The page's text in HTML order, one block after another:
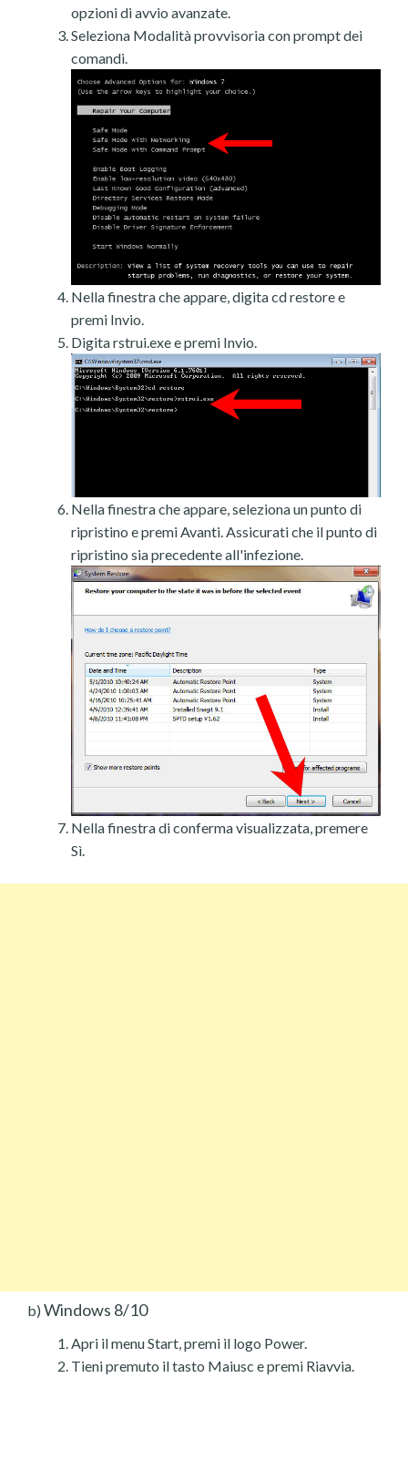
opzioni di avvio avanzate.
Seleziona Modalità provvisoria con prompt dei
comandi.
Nella finestra che appare, digita cd restore e
premi Invio.
Digita rstrui.exe e premi Invio.
Nella finestra che appare, seleziona un punto di
ripristino e premi Avanti. Assicurati che il punto di
ripristino sia precedente all'infezione.
Nella finestra di conferma visualizzata, premere
Sì.
b) Windows 8/10
Apri il menu Start, premi il logo Power.
Tieni premuto il tasto Maiusc e premi Riavvia.